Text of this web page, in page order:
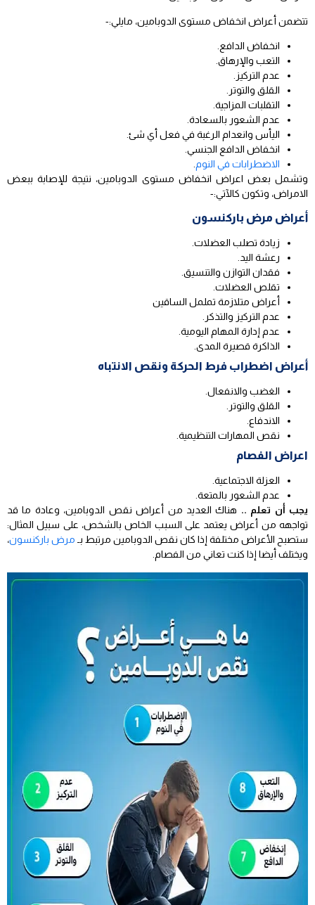
تتضمن أعراض انخفاض مستوى الدوبامين، مايلي:-
انخفاض الدافع.
التعب والإرهاق.
عدم التركيز.
القلق والتوتر.
التقلبات المزاجية.
عدم الشعور بالسعادة.
اليأس وانعدام الرغبة في فعل أي شئ.
انخفاض الدافع الجنسي.
الاضطرابات في النوم
وتشمل بعض اعراض انخفاض مستوى الدوبامين، نتيجة للإصابة ببعض
الامراض، وتكون كالآتي:-
أعراض مرض باركنسون
زيادة تصلب العضلات.
رعشة اليد.
فقدان التوازن والتنسيق.
تقلص العضلات.
أعراض متلازمة تململ الساقين
عدم التركيز والتذكر.
عدم إدارة المهام اليومية.
الذاكرة قصيرة المدى.
أعراض اضطراب فرط الحركة ونقص الانتباه
الغضب والانفعال.
القلق والتوتر.
الاندفاع.
نقص المهارات التنظيمية.
اعراض الفصام
العزلة الاجتماعية.
عدم الشعور بالمتعة.
يجب أن تعلم .. هناك العديد من أعراض نقص الدوبامين، وعادة ما قد
تواجهه من أعراض يعتمد على السبب الخاص بالشخص، على سبيل المثال:
ستصبح الأعراض مختلفة إذا كان نقص الدوبامين مرتبط بـ مرض باركنسون،
ويختلف أيضا إذا كنت تعاني من الفصام.